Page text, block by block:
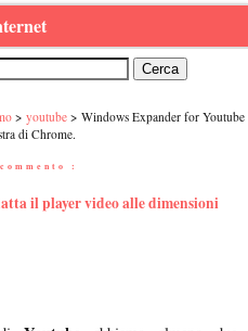
youtube
Windows Expander for Youtube
di Chrome.
:
il player video alle dimensioni